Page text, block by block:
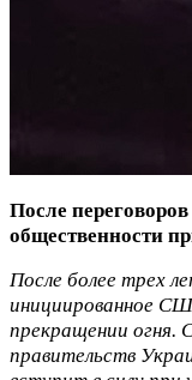
После
общественности
После более трех
инициированное
прекращении огня.
правительств